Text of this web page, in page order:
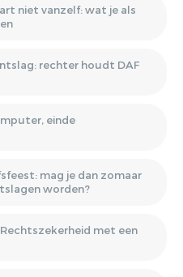
niet vanzelf: wat je als
rechter houdt DAF
einde
mag je dan zomaar
worden?
met een